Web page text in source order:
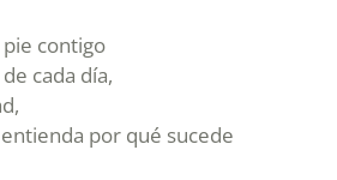
contigo
cada día,
por qué sucede